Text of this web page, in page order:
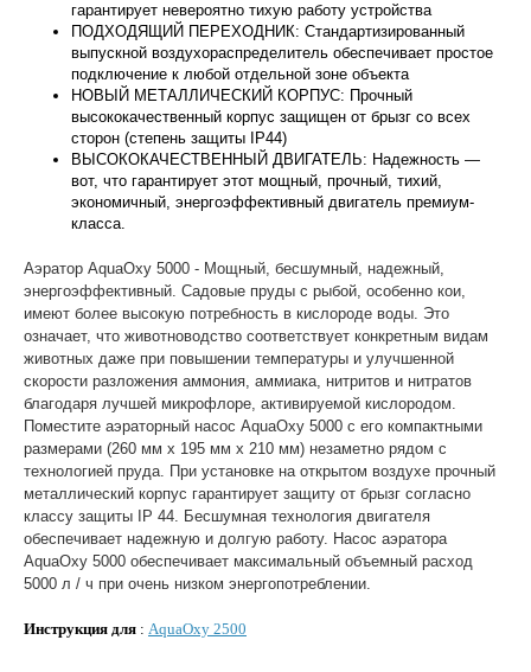
гарантирует невероятно тихую работу устройства
ПОДХОДЯЩИЙ ПЕРЕХОДНИК: Стандартизированный
выпускной воздухораспределитель обеспечивает простое
подключение к любой отдельной зоне объекта
НОВЫЙ МЕТАЛЛИЧЕСКИЙ КОРПУС: Прочный
высококачественный корпус защищен от брызг со всех
сторон (степень защиты IP44)
ВЫСОКОКАЧЕСТВЕННЫЙ ДВИГАТЕЛЬ: Надежность —
вот, что гарантирует этот мощный, прочный, тихий,
экономичный, энергоэффективный двигатель премиум-
класса.
Аэратор AquaOxy 5000 - Мощный, бесшумный, надежный,
энергоэффективный. Садовые пруды с рыбой, особенно кои,
имеют более высокую потребность в кислороде воды. Это
означает, что животноводство соответствует конкретным видам
животных даже при повышении температуры и улучшенной
скорости разложения аммония, аммиака, нитритов и нитратов
благодаря лучшей микрофлоре, активируемой кислородом.
Поместите аэраторный насос AquaOxy 5000 с его компактными
размерами (260 мм x 195 мм x 210 мм) незаметно рядом с
технологией пруда. При установке на открытом воздухе прочный
металлический корпус гарантирует защиту от брызг согласно
классу защиты IP 44. Бесшумная технология двигателя
обеспечивает надежную и долгую работу. Насос аэратора
AquaOxy 5000 обеспечивает максимальный объемный расход
5000 л / ч при очень низком энергопотреблении.
Инструкция для : AquaOxy 2500